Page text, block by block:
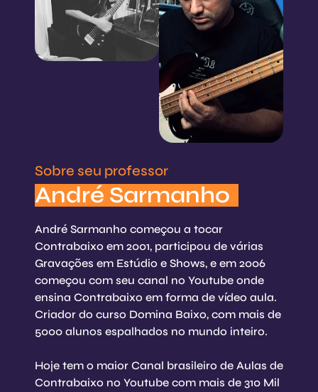
Sobre seu professor
André Sarmanho
André Sarmanho começou a tocar
Contrabaixo em 2001, participou de várias
Gravações em Estúdio e Shows, e em 2006
começou com seu canal no Youtube onde
ensina Contrabaixo em forma de vídeo aula.
Criador do curso Domina Baixo, com mais de
5000 alunos espalhados no mundo inteiro.
Hoje tem o maior Canal brasileiro de Aulas de
Contrabaixo no Youtube com mais de 310 Mil